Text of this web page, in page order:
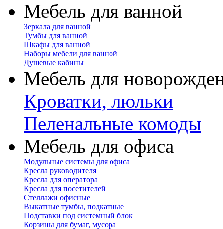
Мебель для ванной
Зеркала для ванной
Тумбы для ванной
Шкафы для ванной
Наборы мебели для ванной
Душевые кабины
Мебель для
Кроватки, люльки
Пеленальные комоды
Мебель для офиса
Модульные системы для офиса
Кресла руководителя
Кресла для оператора
Кресла для посетителей
Стеллажи офисные
Выкатные тумбы, подкатные
Подставки под системный блок
Корзины для бумаг, мусора